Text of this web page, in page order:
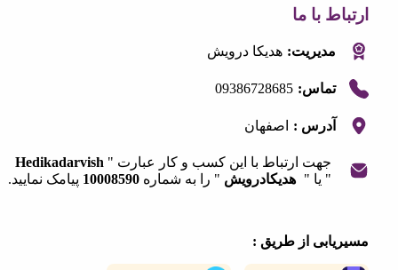
با ما
مدیریت: هدیکا درویش
تماس: 09386728685
آدرس : اصفهان
جهت ارتباط با این کسب و کار عبارت "Hedikadarvish
" یا " هدیکادرویش" را به شماره 10008590 پیامک نمایید.
از طریق :